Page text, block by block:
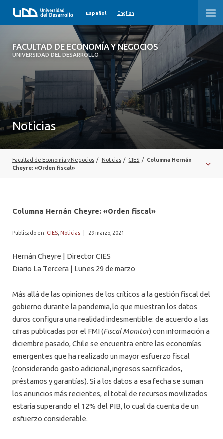
FACULTAD DE ECONOMÍA Y NEGOCIOS
UNIVERSIDAD DEL DESARROLLO
Español English
FACULTAD DE ECONOMÍA Y NEGOCIOS
QUIÉNES SOMOS
PREGRADO
POSTGRADO
EDUCACIÓN EJECUTIVA
Noticias
Facultad de Economía y Negocios / Noticias / CIES /
Columna Hernán
Cheyre: «Orden fiscal»
Columna Hernán Cheyre: «Orden fiscal»
Publicado en: CIES Noticias 29 marzo, 2021
Hernán Cheyre | Director CIES
Diario La Tercera | Lunes 29 de marzo
Más allá de las opiniones de los críticos a la gestión fiscal del
gobierno durante la pandemia, lo que muestran los datos
duros configura una realidad indesmentible: de acuerdo a las
cifras publicadas por el FMI (Fiscal Monitor) con información a
diciembre pasado, Chile se encuentra entre las economías
emergentes que ha realizado un mayor esfuerzo fiscal
(considerando gasto adicional, ingresos sacrificados,
préstamos y garantías). Si a los datos a esa fecha se suman
los anuncios más recientes, el total de recursos movilizados
estaría superando el 12% del PIB, lo cual da cuenta de un
esfuerzo considerable.